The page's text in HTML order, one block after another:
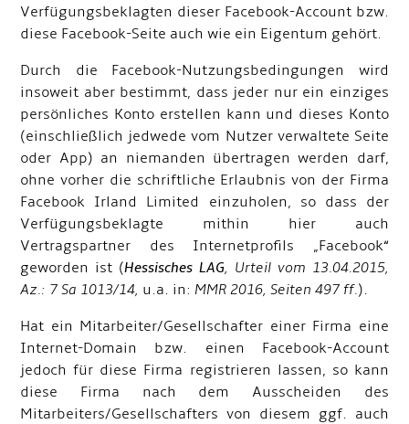
Verfügungsbeklagten dieser Facebook-Account bzw.
diese Facebook-Seite auch wie ein Eigentum gehört.
Durch die Facebook-Nutzungsbedingungen wird
insoweit aber bestimmt, dass jeder nur ein einziges
persönliches Konto erstellen kann und dieses Konto
(einschließlich jedwede vom Nutzer verwaltete Seite
oder App) an niemanden übertragen werden darf,
ohne vorher die schriftliche Erlaubnis von der Firma
Facebook Irland Limited einzuholen, so dass der
Verfügungsbeklagte mithin hier auch
Vertragspartner des Internetprofils „Facebook“
geworden ist (Hessisches LAG, Urteil vom 13.04.2015,
Az.: 7 Sa 1013/14, u.a. in: MMR 2016, Seiten 497 ff.).
Hat ein Mitarbeiter/Gesellschafter einer Firma eine
Internet-Domain bzw. einen Facebook-Account
jedoch für diese Firma registrieren lassen, so kann
diese Firma nach dem Ausscheiden des
Mitarbeiters/Gesellschafters von diesem ggf. auch